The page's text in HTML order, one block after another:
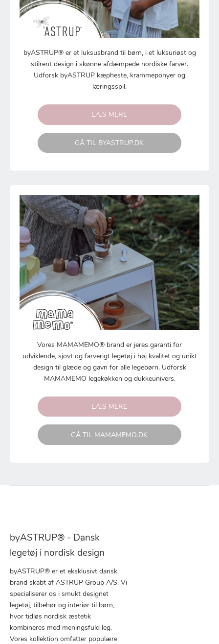
byASTRUP® er et luksusbrand til børn, i et luksuriøst og
stilrent design i skønne afdæmpede nordiske farver.
Udforsk byASTRUP kæpheste, krammeponyer og
læringsspil.
LÆS MERE
GÅ TIL BYASTRUP.DK
Vores MAMAMEMO® brand er jeres garanti for
udviklende, sjovt og farverigt legetøj i høj kvalitet og unikt
design til glæde og gavn for alle legebørn. Udforsk
MAMAMEMO legekøkken og dukkeunivers.
LÆS MERE
GÅ TIL MAMAMEMO.DK
byASTRUP® - Dansk
legetøj i nordisk design
byASTRUP® er et eksklusivt dansk
brand skabt af ASTRUP Group A/S. Vi
specialiserer os i smukt designet
legetøj, tilbehør og interiør til børn,
hvor tidløs nordisk æstetik
kombineres med meningsfuld leg.
Vores kollektion omfatter populære